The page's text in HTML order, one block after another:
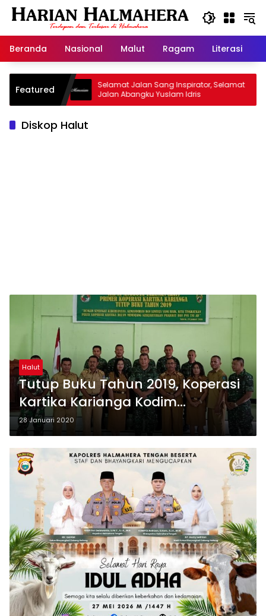
Langsung
Beranda
Nasional Malut Ragam Literasi
Featured
Selamat Jalan Sang Inspirator, Selamat
Jalan Abangku Yuslam Idris
Diskop Halut
Halut
Tutup Buku Tahun 2019, Koperasi
Kartika Karianga Kodim
1508/Tobelo Gelar RAT
28 Januari 2020